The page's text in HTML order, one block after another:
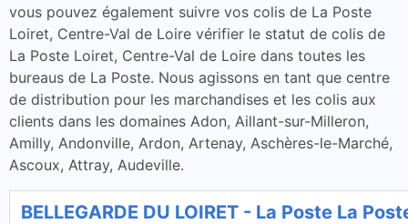
vous pouvez également suivre vos colis de La Poste
Loiret, Centre-Val de Loire vérifier le statut de colis de
La Poste Loiret, Centre-Val de Loire dans toutes les
bureaus de La Poste. Nous agissons en tant que centre
de distribution pour les marchandises et les colis aux
clients dans les domaines Adon, Aillant-sur-Milleron,
Amilly, Andonville, Ardon, Artenay, Aschères-le-Marché,
Ascoux, Attray, Audeville.
BELLEGARDE DU LOIRET - La Poste La